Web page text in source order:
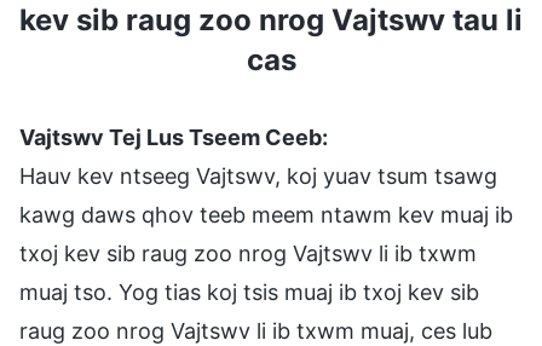
kev sib raug zoo nrog Vajtswv tau li
cas
Vajtswv Tej Lus Tseem Ceeb:
Hauv kev ntseeg Vajtswv, koj yuav tsum tsawg
kawg daws qhov teeb meem ntawm kev muaj ib
txoj kev sib raug zoo nrog Vajtswv li ib txwm
muaj tso. Yog tias koj tsis muaj ib txoj kev sib
raug zoo nrog Vajtswv li ib txwm muaj, ces lub